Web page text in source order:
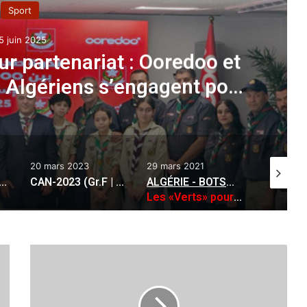
Sport
juin 2025
partenariat : Ooredoo et
s’engagent pour
et sociétaux
CHAN-2022 (Match amical) Algérie (A’) – Nigéria (A) 2-2
20 mars 2023
CAN-2023 (Gr.F | Qualifications) Algérie : Belmadi explique la non-convocation d’Aouar face au Niger
29 mars 2021
ALGÉRIE - BOTSWANA
:
Les «Verts» pour terminer en beauté
26